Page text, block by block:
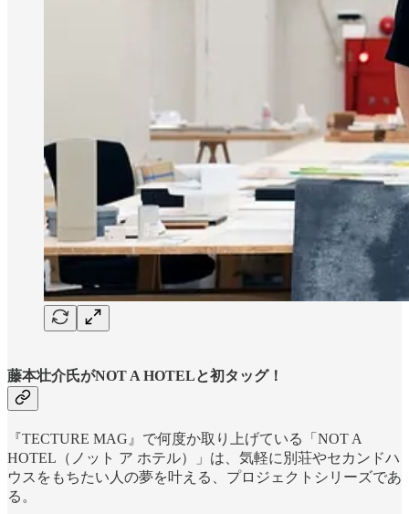
藤本壮介氏がNOT A HOTELと初タッグ！
『TECTURE MAG』で何度か取り上げている「NOT A
HOTEL（ノット ア ホテル）」は、気軽に別荘やセカンドハ
ウスをもちたい人の夢を叶える、プロジェクトシリーズであ
る。